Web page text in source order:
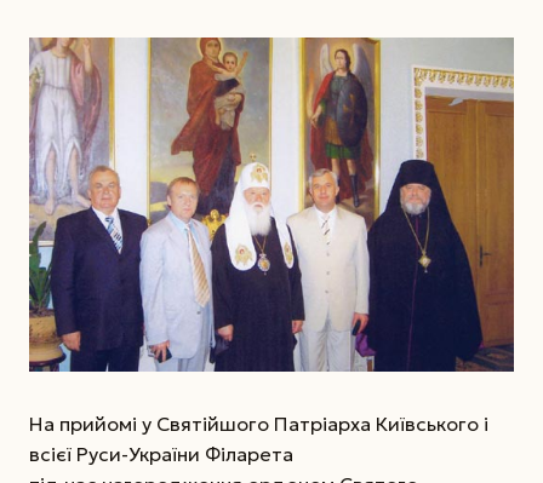
На прийомі у Святійшого Патріарха Київського і
всієї Руси-України Філарета